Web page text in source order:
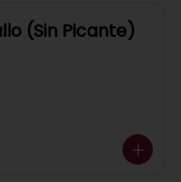
(Sin Picante)